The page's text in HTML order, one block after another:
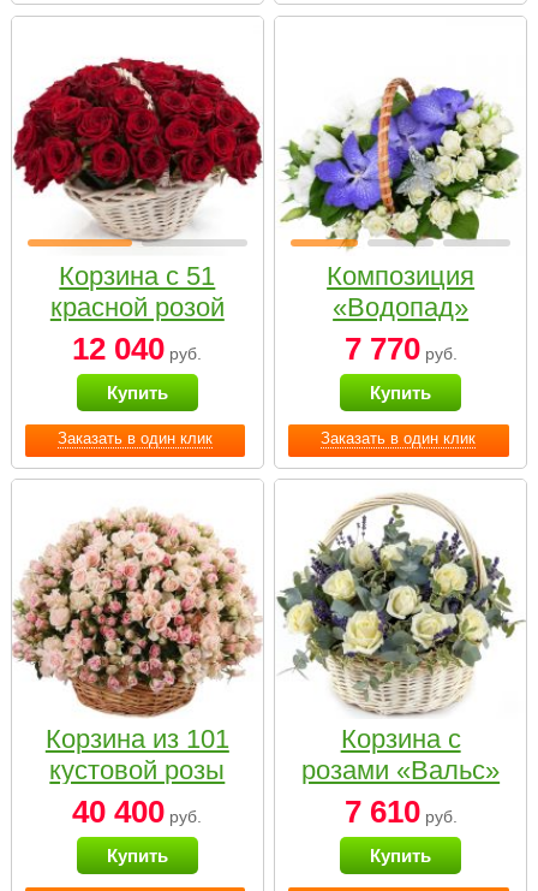
Заказать в один клик
Корзина с 51
красной розой
12 040 руб.
Купить
Заказать в один клик
Композиция
«Водопад»
7 770руб.
Купить
Корзина из 101
кустовой розы
нежных тонов
40 400 руб.
Купить
Корзина с
розами «Вальс»
7 610руб.
Купить